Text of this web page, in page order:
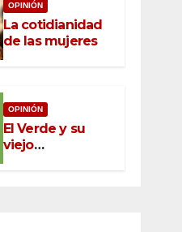
OPINIÓN
La cotidianidad
de las mujeres
OPINIÓN
El Verde y su
viejo
oportunismo